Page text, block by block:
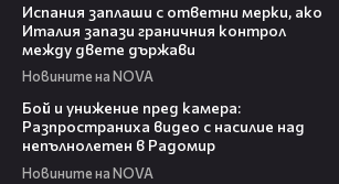
Испания заплаши с ответни мерки, ако
Италия запази граничния контрол
между двете държави
Новините на NOVA
Бой и унижение пред камера:
Разпространиха видео с насилие над
непълнолетен в Радомир
Новините на NOVA